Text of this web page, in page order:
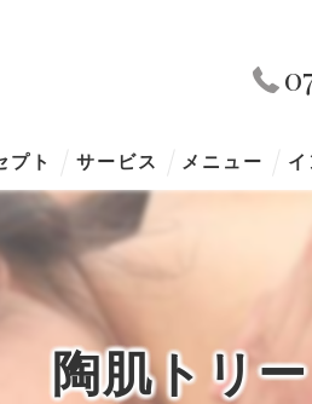
プト サービス メニュー
陶肌トリ